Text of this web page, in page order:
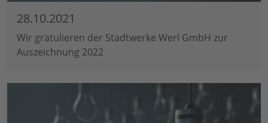
28.10.2021
Wir gratulieren der Stadtwerke Werl GmbH zur
Auszeichnung 2022